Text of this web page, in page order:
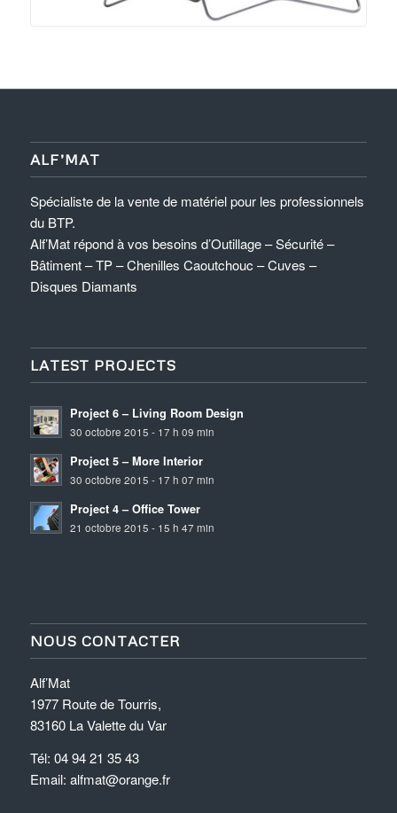
ALF’MAT
Spécialiste de la vente de matériel pour les professionnels
du BTP.
Alf’Mat répond à vos besoins d’Outillage – Sécurité –
Bâtiment – TP – Chenilles Caoutchouc – Cuves –
Disques Diamants
LATEST PROJECTS
Project 6 – Living Room Design
30 octobre 2015 - 17 h 09 min
Project 5 – More Interior
30 octobre 2015 - 17 h 07 min
Project 4 – Office Tower
21 octobre 2015 - 15 h 47 min
NOUS CONTACTER
Alf’Mat
1977 Route de Tourris,
83160 La Valette du Var
Tél: 04 94 21 35 43
Email: alfmat@orange.fr